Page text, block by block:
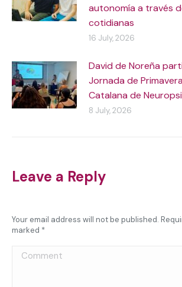
autonomía a través
cotidianas
16 July, 2026
David de Noreña
Jornada de
Catalana de
8 July, 2026
Leave a Reply
Your email address will not be published.
marked *
Comment